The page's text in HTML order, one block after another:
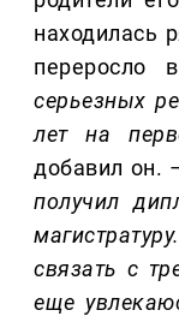
находилась
переросло
серьезных
лет на
добавил он.
получил
связать с
еще